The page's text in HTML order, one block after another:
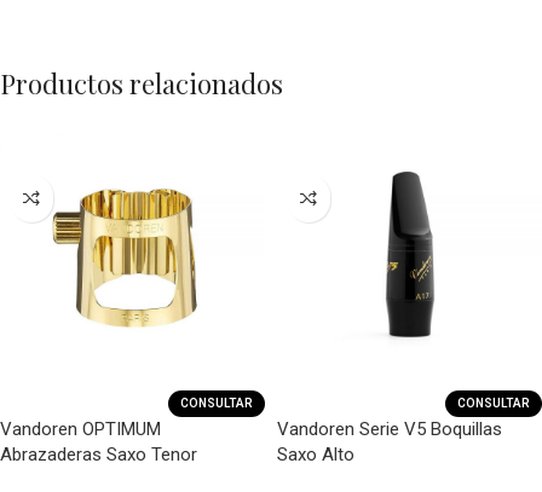
Productos relacionados
CONSULTAR
Vandoren OPTIMUM
Abrazaderas Saxo Tenor
CONSULTAR
Vandoren Serie V5 Boquillas
Saxo Alto